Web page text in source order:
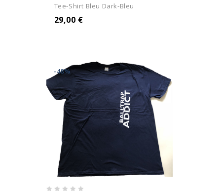
out of 5
Tee-Shirt Bleu Dark-Bleu
29,00 €
-48%